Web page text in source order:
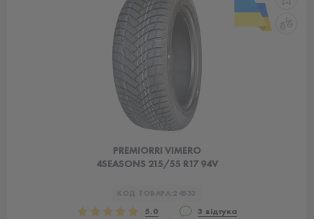
PREMIORRI VIMERO
4SEASONS 215/55 R17 94V
24533
5.0 3 відгука